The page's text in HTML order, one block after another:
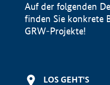
Auf der folgenden
finden Sie konkrete
GRW-Projekte!
LOS GEHT'S